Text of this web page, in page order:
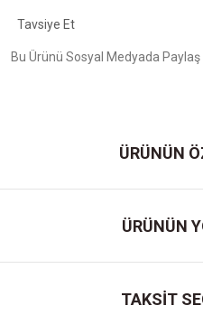
Tavsiye Et
Bu Ürünü Sosyal Medyada Paylaş
ÜRÜNÜN
ÜRÜNÜN
TAKSİT